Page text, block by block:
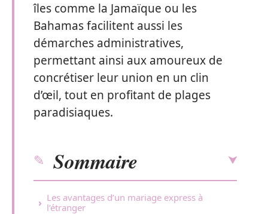
îles comme la Jamaïque ou les
Bahamas facilitent aussi les
démarches administratives,
permettant ainsi aux amoureux de
concrétiser leur union en un clin
d’œil, tout en profitant de plages
paradisiaques.
Sommaire
Les avantages d’un mariage express à
l’étranger